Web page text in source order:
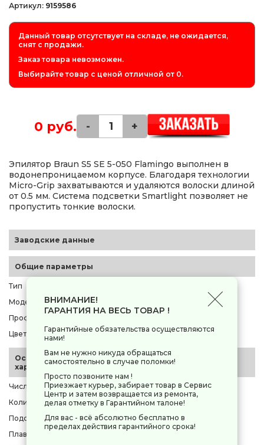
Артикул: 9159586
Данный товар отсутствует на складе, не ожидается,
снят с продажи.
Заказ товара невозможен.
Выбирайте товар с ценой отличной от 0.
0 руб. - +
Эпилятор Braun S5 SE 5-050 Flamingo выполнен в
водонепроницаемом корпусе. Благодаря технологии
Micro-Grip захватываются и удаляются волоски длиной
от 0.5 мм. Система подсветки Smartlight позволяет не
пропустить тонкие волоски.
Заводские данные
Общие параметры
Тип
Модель
Braun S5 SE 5-050 Flamingo
Профессиональная техника
Цвет корпуса
белый
Основные
характеристики
Число скоростей
2
Количество пинцетов / дисков
28
Подсветка зоны эпиляции
есть
Плавающая головка
ВНИМАНИЕ!
ГАРАНТИЯ НА ВЕСЬ ТОВАР !
Гарантийные обязательства осуществляются
нами!
Вам не нужно никуда обращаться
самостоятельно в случае поломки!
Просто позвоните нам !
Приезжает курьер, забирает товар в Сервис
Центр и затем возвращается из ремонта,
делая отметку в Гарантийном талоне!
Для вас - всё абсолютно бесплатно в
пределах действия гарантийного срока!